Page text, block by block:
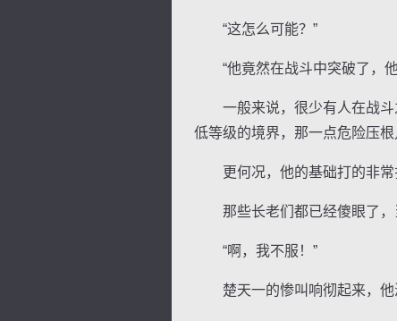
“这怎么可能？”
“他竟然在战斗中突破了，他
一般来说，很少有人在战斗
低等级的境界，那一点危险压根
更何况，他的基础打的非常
那些长老们都已经傻眼了，
“啊，我不服！”
楚天一的惨叫响彻起来，他